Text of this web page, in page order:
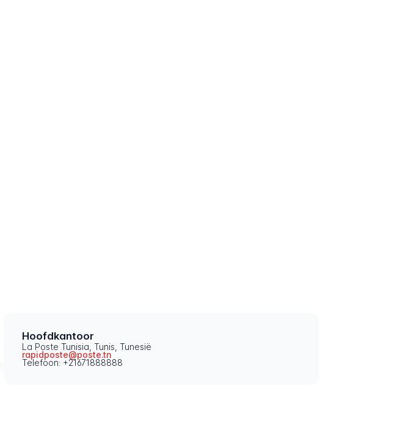
Hoofdkantoor
La Poste Tunisia, Tunis, Tunesië
rapidposte@poste.tn
Telefoon: +21671888888